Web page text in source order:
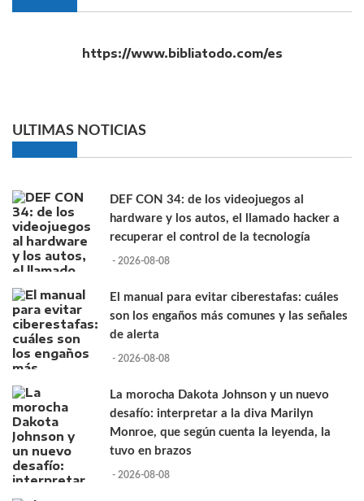
https://www.bibliatodo.com/es
ULTIMAS NOTICIAS
DEF CON 34: de los videojuegos al
hardware y los autos, el llamado hacker a
recuperar el control de la tecnología
- 2026-08-08
El manual para evitar ciberestafas: cuáles
son los engaños más comunes y las señales
de alerta
- 2026-08-08
La morocha Dakota Johnson y un nuevo
desafío: interpretar a la diva Marilyn
Monroe, que según cuenta la leyenda, la
tuvo en brazos
- 2026-08-08